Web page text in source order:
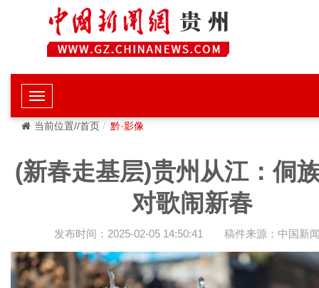
当前位置//首页 黔·影像
(新春走基层)贵州从江：侗
对歌闹新春
发布时间：2025-02-05 14:50:41 稿件来源：中国新